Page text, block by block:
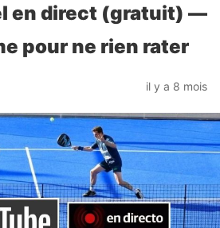
en direct (gratuit) —
pour ne rien rater
il y a 8 mois